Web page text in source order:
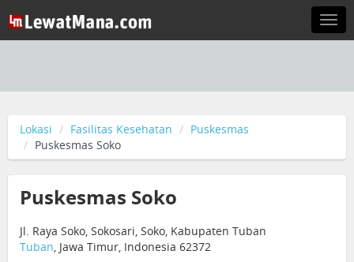
Lokasi Fasilitas Kesehatan
Puskesmas
Puskesmas Soko
Puskesmas Soko
Jl. Raya Soko, Sokosari, Soko, Kabupaten Tuban
Tuban, Jawa Timur, Indonesia 62372